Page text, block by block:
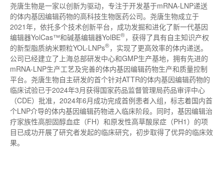
尧唐生物是一家以创新为驱动，专注于开发基于mRNA-LNP递送
的体内基因编辑药物的高科技生物医药公司。尧唐生物成立于
2021年，依托多个技术创新平台，成功发掘和进化了新一代基因
编辑器YolCas™和碱基编辑器YolBE®，获得了具有自主知识产权
的新型脂质纳米颗粒YOL-LNPs®，实现了更高效率的体内递送。
公司已经建立了上海总部研发中心和GMP生产基地，拥有先进的
mRNA-LNP生产工艺及完善的体内基因编辑药物生产和质量控制
平台。尧唐生物自主研发的首个针对ATTR的体内基因编辑药物的
临床试验已于2024年3月获得国家药品监督管理局药品审评中心
（CDE）批准，2024年6月成功完成首例患者入组，标志着国内首
个LNP介导的体内基因编辑药物进入临床阶段。同时，基因编辑治
疗家族性高胆固醇血症（FH）和原发性高草酸尿症（PH1）的项
目已成功开展了研究者发起的临床研究，初步取得了优异的临床效
果。